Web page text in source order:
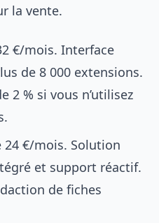
la vente.
€/mois. Interface
de 8 000 extensions.
2 % si vous n’utilisez
24 €/mois. Solution
et support réactif.
de fiches